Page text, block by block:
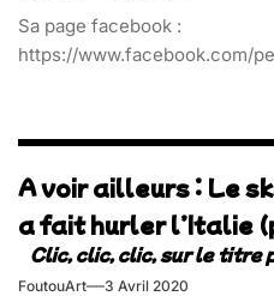
Sa page facebook :
https://www.facebook.com/
A voir ailleurs : Le
a fait hurler l’Italie
FoutouArt 3 Avril 2020